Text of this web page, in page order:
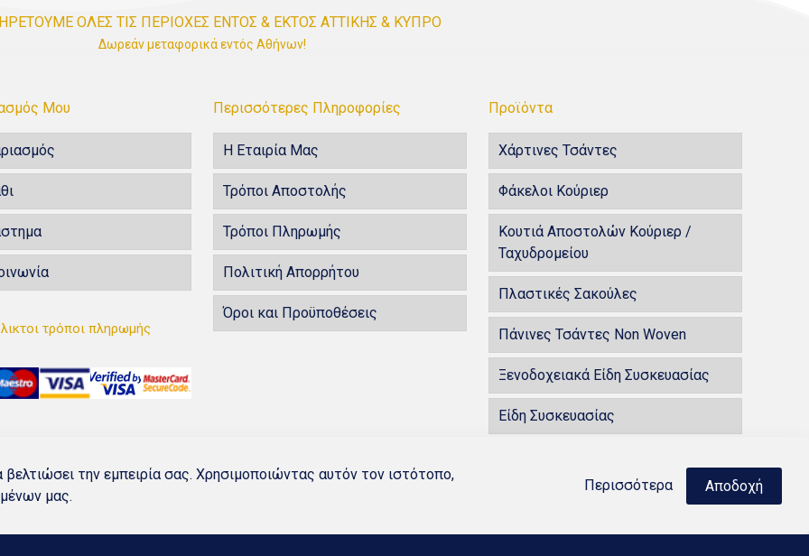
ΟΛΕΣ ΤΙΣ ΠΕΡΙΟΧΕΣ ΕΝΤΟΣ & ΕΚΤΟΣ ΑΤΤΙΚΗΣ & ΚΥΠΡΟ
Δωρεάν μεταφορικά εντός Αθήνων!
Μου
τρόποι πληρωμής
Περισσότερες Πληροφορίες
Η Εταιρία Μας
Τρόποι Αποστολής
Τρόποι Πληρωμής
Πολιτική Απορρήτου
Όροι και Προϋποθέσεις
Προϊόντα
Χάρτινες Τσάντες
Φάκελοι Κούριερ
Κουτιά Αποστολών Κούριερ /
Ταχυδρομείου
Πλαστικές Σακούλες
Πάνινες Τσάντες Non Woven
Ξενοδοχειακά Είδη Συσκευασίας
Είδη Συσκευασίας
την εμπειρία σας. Χρησιμοποιώντας αυτόν τον ιστότοπο,
μας.
Περισσότερα Αποδοχή